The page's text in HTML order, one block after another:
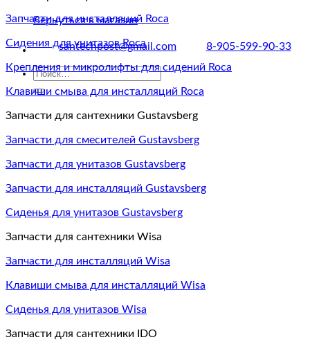
Вернуться в магазин
santechpost@gmail.com 8-905-599-90-33
Искать:
Запчасти для инсталляций Roca
Сидения для унитазов Roca
Крепления и микролифты для сидений Roca
Клавиши смыва для инсталляций Roca
Запчасти для сантехники Gustavsberg
Запчасти для смесителей Gustavsberg
Запчасти для унитазов Gustavsberg
Запчасти для инсталляций Gustavsberg
Сиденья для унитазов Gustavsberg
Запчасти для сантехники Wisa
Запчасти для инсталляций Wisa
Клавиши смыва для инсталляций Wisa
Сиденья для унитазов Wisa
Запчасти для сантехники IDO